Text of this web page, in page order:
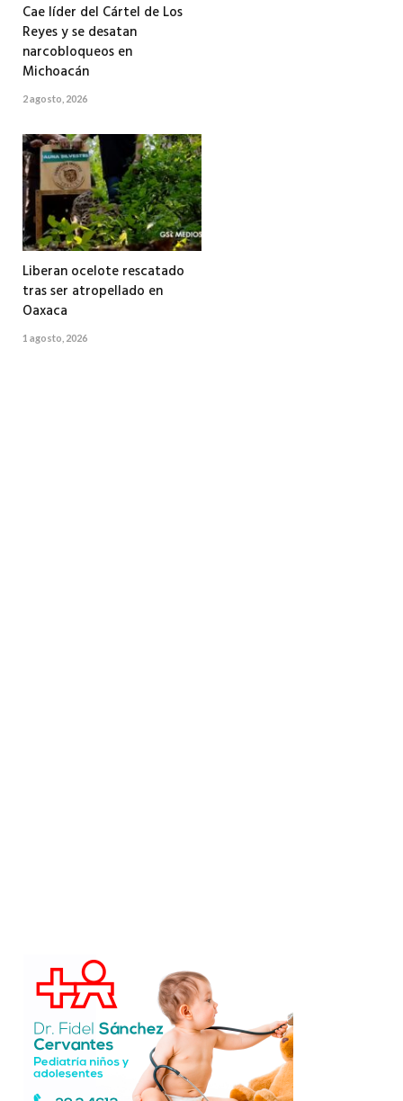
Cae líder del Cártel de Los
Reyes y se desatan
narcobloqueos en
Michoacán
2 agosto, 2026
Liberan ocelote rescatado
tras ser atropellado en
Oaxaca
1 agosto, 2026